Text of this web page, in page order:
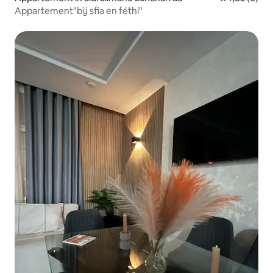
Appartement"bij sfia en féthi"